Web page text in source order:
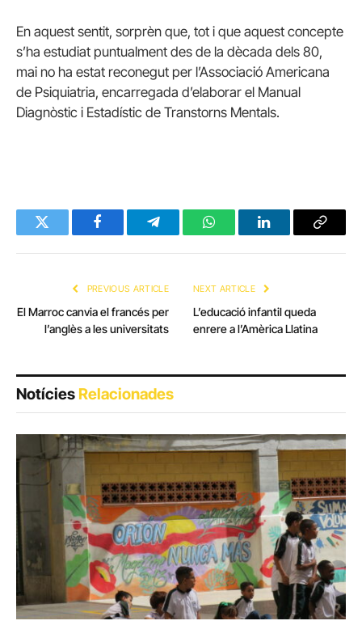
En aquest sentit, sorprèn que, tot i que aquest concepte
s’ha estudiat puntualment des de la dècada dels 80,
mai no ha estat reconegut per l’Associació Americana
de Psiquiatria, encarregada d’elaborar el Manual
Diagnòstic i Estadístic de Transtorns Mentals.
Twitter FacebookTelegramWhatsAppLinkedInCopy
PREVIOUS ARTICLE
El Marroc canvia el francés per
l’anglès a les universitats
NEXT ARTICLE
L’educació infantil queda
enrere a l’Amèrica Llatina
NotíciesRelacionades